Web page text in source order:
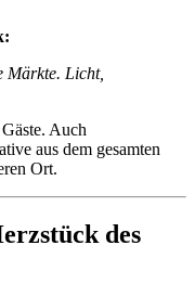
Märkte. Licht,
Auch
aus dem gesamten
Ort.
des